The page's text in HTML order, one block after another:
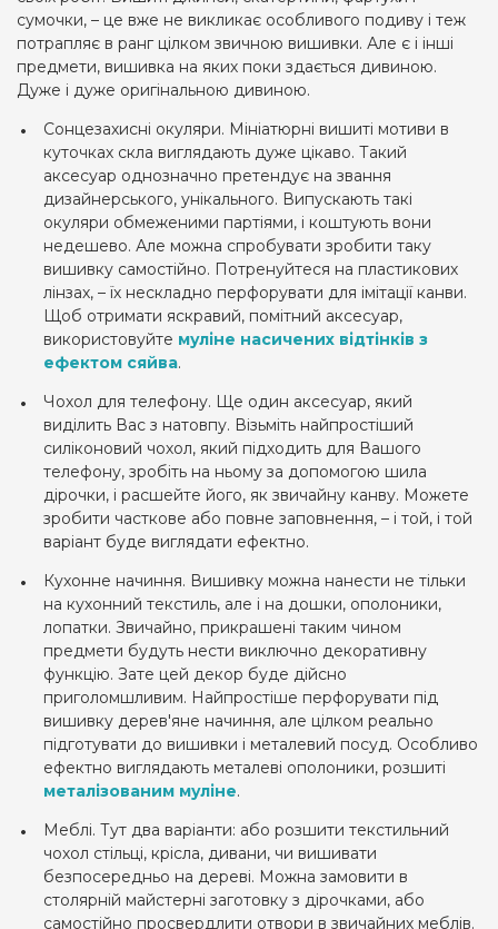
сумочки, – це вже не викликає особливого подиву і теж
потрапляє в ранг цілком звичною вишивки. Але є і інші
предмети, вишивка на яких поки здається дивиною.
Дуже і дуже оригінальною дивиною.
Сонцезахисні окуляри. Мініатюрні вишиті мотиви в
куточках скла виглядають дуже цікаво. Такий
аксесуар однозначно претендує на звання
дизайнерського, унікального. Випускають такі
окуляри обмеженими партіями, і коштують вони
недешево. Але можна спробувати зробити таку
вишивку самостійно. Потренуйтеся на пластикових
лінзах, – їх нескладно перфорувати для імітації канви.
Щоб отримати яскравий, помітний аксесуар,
використовуйте муліне насичених відтінків з
ефектом сяйва.
Чохол для телефону. Ще один аксесуар, який
виділить Вас з натовпу. Візьміть найпростіший
силіконовий чохол, який підходить для Вашого
телефону, зробіть на ньому за допомогою шила
дірочки, і расшейте його, як звичайну канву. Можете
зробити часткове або повне заповнення, – і той, і той
варіант буде виглядати ефектно.
Кухонне начиння. Вишивку можна нанести не тільки
на кухонний текстиль, але і на дошки, ополоники,
лопатки. Звичайно, прикрашені таким чином
предмети будуть нести виключно декоративну
функцію. Зате цей декор буде дійсно
приголомшливим. Найпростіше перфорувати під
вишивку дерев'яне начиння, але цілком реально
підготувати до вишивки і металевий посуд. Особливо
ефектно виглядають металеві ополоники, розшиті
металізованим муліне.
Меблі. Тут два варіанти: або розшити текстильний
чохол стільці, крісла, дивани, чи вишивати
безпосередньо на дереві. Можна замовити в
столярній майстерні заготовку з дірочками, або
самостійно просвердлити отвори в звичайних меблів.